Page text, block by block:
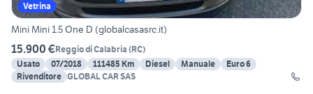
Vetrina
Mini Mini 1.5 One D (globalcasasrc.it)
15.900 €Reggio di Calabria (RC)
Usato
07/2018 111485 Km Diesel Manuale
Euro 6
Rivenditore GLOBAL CAR SAS